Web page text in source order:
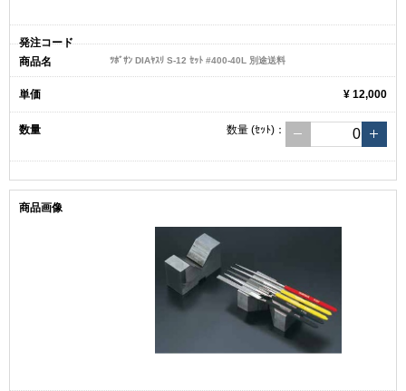
ﾂﾎﾞｻﾝ DIAﾔｽﾘ S-12 ｾｯﾄ #400-40L 別途送料
¥ 12,000
数量 (ｾｯﾄ) ：